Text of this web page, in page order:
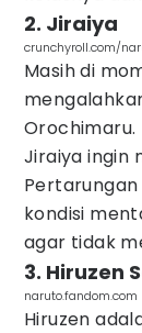
2. Jiraiya
crunchyroll.com/
Masih di
Orochimaru.
Jiraiya ingin
kondisi
agar tidak
3. Hiruzen
naruto.fandom.com
Hiruzen